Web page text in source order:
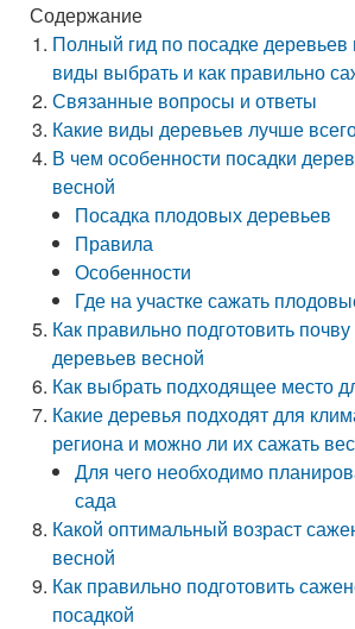
Содержание
Полный гид по посадке деревьев
виды выбрать и как правильно
Связанные вопросы и ответы
Какие виды деревьев лучше
В чем особенности посадки
весной
Посадка плодовых деревьев
Правила
Особенности
Где на участке сажать
Как правильно подготовить
деревьев весной
Как выбрать подходящее место
Какие деревья подходят для
региона и можно ли их сажать
Для чего необходимо
сада
Какой оптимальный возраст
весной
Как правильно подготовить
посадкой